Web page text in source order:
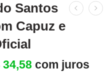
Santos
Capuz e
34,58 com juros